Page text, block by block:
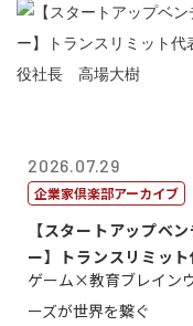
2026.07.29
企業家倶楽部アーカイブ
【スタートアップベ
ー】トランスリミット
取締役社長 ...
ゲーム×教育ブレイン
ーズが世界を繋ぐ